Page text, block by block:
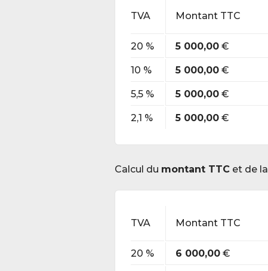
TVA Montant TTC
20 % 5 000,00 €
10 % 5 000,00 €
5,5 % 5 000,00 €
2,1 % 5 000,00 €
Calcul du montant TTC et de la
TVA Montant TTC
20 % 6 000,00 €